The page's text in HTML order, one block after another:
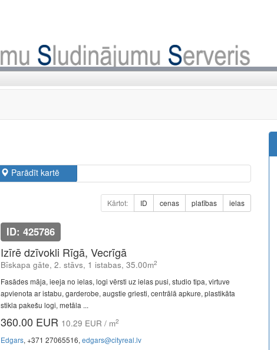
Parādīt kartē
Kārtot: ID cenas platības ielas
ID: 425786
Izīrē dzīvokli Rīgā, Vecrīgā
Bīskapa gāte, 2. stāvs, 1 istabas, 35.00m2
Fasādes māja, ieeja no ielas, logi vērsti uz ielas pusi, studio tipa, virtuve
apvienota ar istabu, garderobe, augstie griesti, centrālā apkure, plastikāta
stikla pakešu logi, metāla ...
360.00 EUR 10.29 EUR / m2
Edgars, +371 27065516, edgars@cityreal.lv